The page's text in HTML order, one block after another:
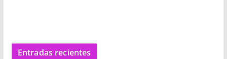
Entradas recientes